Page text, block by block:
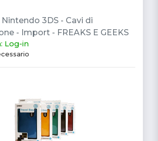
3DS - Cavi di
- Import - FREAKS E GEEKS
Log-in